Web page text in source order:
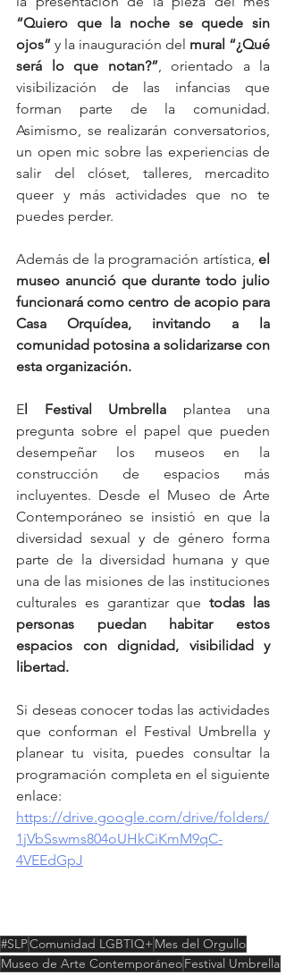
“Quiero que la noche se quede sin
ojos” y la inauguración del mural “¿Qué
será lo que notan?”, orientado a la
visibilización de las infancias que
forman parte de la comunidad.
Asimismo, se realizarán conversatorios,
un open mic sobre las experiencias de
salir del clóset, talleres, mercadito
queer y más actividades que no te
puedes perder.
Además de la programación artística, el
museo anunció que durante todo julio
funcionará como centro de acopio para
Casa Orquídea, invitando a la
comunidad potosina a solidarizarse con
esta organización.
El Festival Umbrella plantea una
pregunta sobre el papel que pueden
desempeñar los museos en la
construcción de espacios más
incluyentes. Desde el Museo de Arte
Contemporáneo se insistió en que la
diversidad sexual y de género forma
parte de la diversidad humana y que
una de las misiones de las instituciones
culturales es garantizar que todas las
personas puedan habitar estos
espacios con dignidad, visibilidad y
libertad.
Si deseas conocer todas las actividades
que conforman el Festival Umbrella y
planear tu visita, puedes consultar la
programación completa en el siguiente
https://drive.google.com/drive/folders/
1jVbSswms804oUHkCiKmM9qC-
4VEEdGpJ
#SLPComunidad LGBTIQ+Mes del Orgullo
Museo de Arte ContemporáneoFestival Umbrella